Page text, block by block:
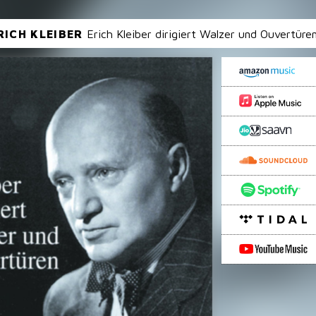
KLEIBER Erich Kleiber dirigiert Walzer und